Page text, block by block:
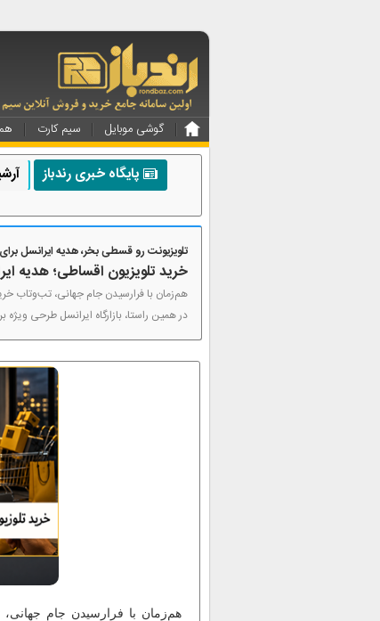
گوشی موبایل سیم کارت
پایگاه خبری رندباز
تلویزیونت رو قسطی بخر، هدیه ایرانسل
خرید تلویزیون اقساطی؛ هدیه
هم‌زمان با فرارسیدن جام جهانی، تب‌وتاب
در همین راستا، بازارگاه ایرانسل طرحی
هم‌زمان با فرارسیدن جام